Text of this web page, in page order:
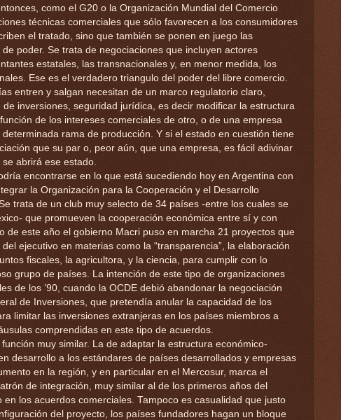
como el G20 o la Organización Mundial del Comercio
técnicas comerciales que sólo favorecen a los consumidores
el tratado, sino que también se ponen en juego las
poder. Se trata de negociaciones que incluyen actores
estatales, las transnacionales y, en menor medida, los
Ese es el verdadero triangulo del poder del libre comercio.
entren y salgan necesitan de un marco regulatorio claro,
inversiones, seguridad jurídica, es decir modificar la estructura
de los intereses comerciales de otro, o de una empresa
rama de producción. Y si el estado en cuestión tiene
que su par o, peor aún, que una empresa, es fácil adivinar
abrirá ese estado.
encontrarse en lo que está sucediendo hoy en Argentina con
la Organización para la Cooperación y el Desarrollo
trata de un club muy selecto de 34 países -entre los cuales se
que promueven la cooperación económica entre sí y con
de este año el gobierno Macri puso en marcha 21 proyectos que
ejecutivo en materias como la “transparencia”, la elaboración
fiscales, la agricultora, y la ciencia, para cumplir con lo
grupo de países. La intención de este tipo de organizaciones
de los ’90, cuando la OCDE debió abandonar la negociación
de Inversiones, que pretendía anular la capacidad de los
limitar las inversiones extranjeras en los países miembros a
comprendidas en este tipo de acuerdos.
función muy similar. La de adaptar la estructura económico-
desarrollo a los estándares de países desarrollados y empresas
en la región, y en particular en el Mercosur, marca el
de integración, muy similar al de los primeros años del
en los acuerdos comerciales. Tampoco es casualidad que justo
del proyecto, los países fundadores hagan un bloque